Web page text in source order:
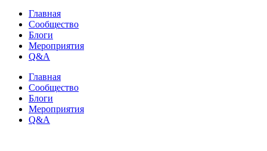
Главная
Сообщество
Блоги
Мероприятия
Q&A
Главная
Сообщество
Блоги
Мероприятия
Q&A